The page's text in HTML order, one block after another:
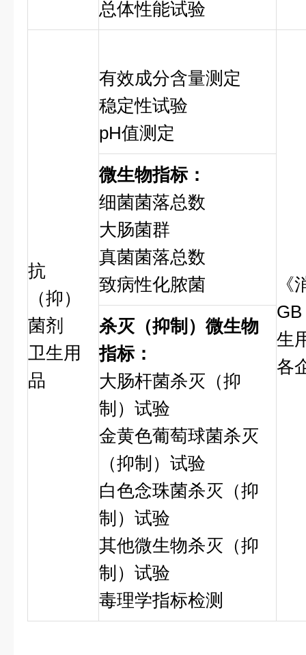
总体性能试验
抗
（抑）
菌剂
卫生用
品
有效成分含量测定
稳定性试验
pH值测定
生
各
微生物指标：
细菌菌落总数
大肠菌群
真菌菌落总数
致病性化脓菌
杀灭 （抑制） 微生物
指标：
大肠杆菌杀灭（抑
制）试验
金黄色葡萄球菌杀灭
（抑制）试验
白色念珠菌杀灭（抑
制）试验
其他微生物杀灭（抑
制）试验
毒理学指标检测